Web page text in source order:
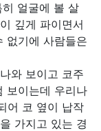
얼굴에 볼 살
깊게 파이면서
없기에 사람들은
와 보이고 코주
보이는데 우리나
어 코 옆이 납작
가지고 있는 경